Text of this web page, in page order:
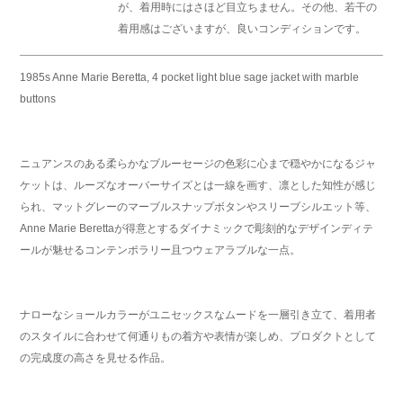
が、着用時にはさほど目立ちません。その他、若干の
着用感はございますが、良いコンディションです。
1985s Anne Marie Beretta, 4 pocket light blue sage jacket with marble
buttons
ニュアンスのある柔らかなブルーセージの色彩に心まで穏やかになるジャ
ケットは、ルーズなオーバーサイズとは一線を画す、凛とした知性が感じ
られ、マットグレーのマーブルスナップボタンやスリーブシルエット等、
Anne Marie Berettaが得意とするダイナミックで彫刻的なデザインディテ
ールが魅せるコンテンポラリー且つウェアラブルな一点。
ナローなショールカラーがユニセックスなムードを一層引き立て、着用者
のスタイルに合わせて何通りもの着方や表情が楽しめ、プロダクトとして
の完成度の高さを見せる作品。